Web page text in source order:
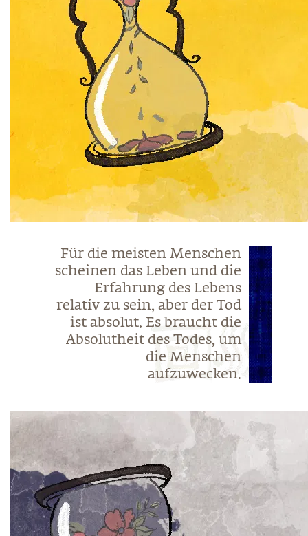
Für die meisten Menschen
scheinen das Leben und die
Erfahrung des Lebens
relativ zu sein, aber der Tod
ist absolut. Es braucht die
Absolutheit des Todes, um
die Menschen
aufzuwecken.